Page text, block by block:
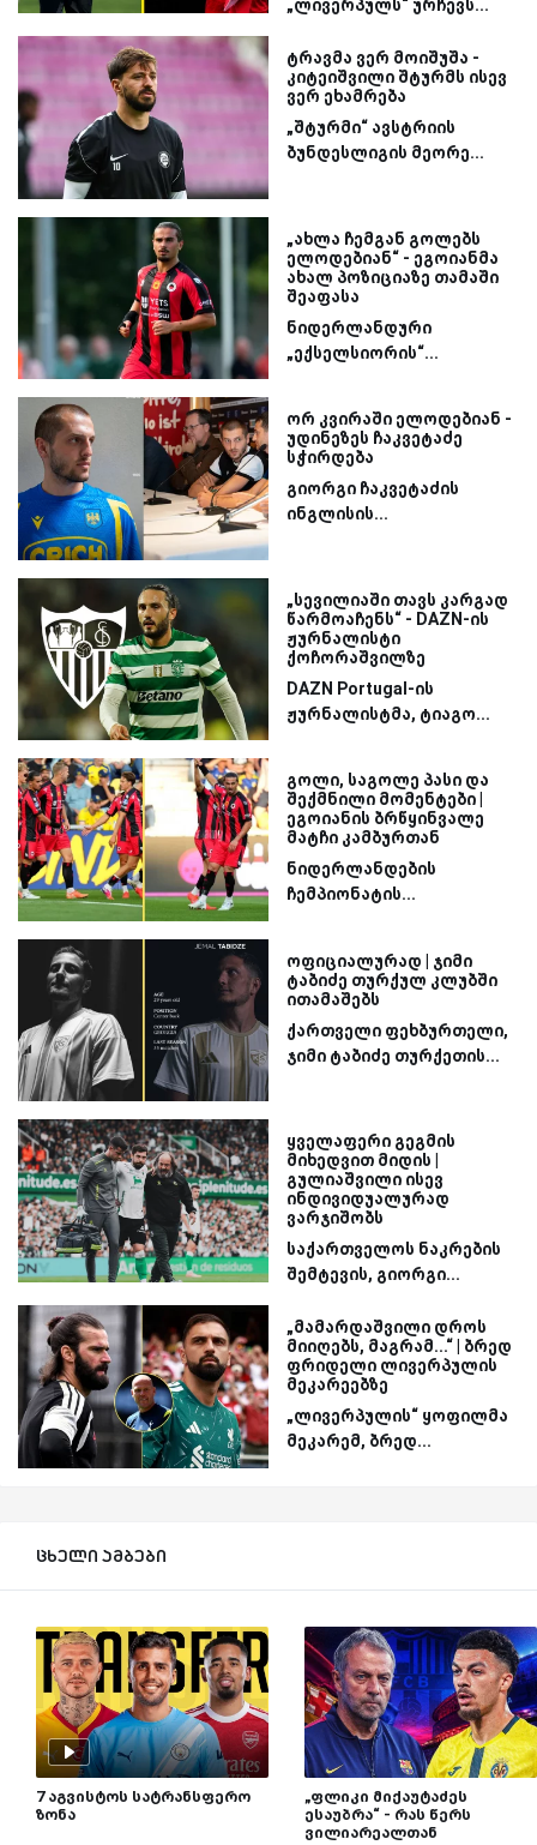
„ლივერპულს“ ურჩევს...
ტრავმა ვერ მოიშუშა -
კიტეიშვილი შტურმს ისევ
ვერ ეხამრება
„შტურმი“ ავსტრიის
ბუნდესლიგის მეორე...
„ახლა ჩემგან გოლებს
ელოდებიან“ - ეგოიანმა
ახალ პოზიციაზე თამაში
შეაფასა
ნიდერლანდური
„ექსელსიორის“...
ორ კვირაში ელოდებიან -
უდინეზეს ჩაკვეტაძე
სჭირდება
გიორგი ჩაკვეტაძის
ინგლისის...
„სევილიაში თავს კარგად
წარმოაჩენს“ - DAZN-ის
ჟურნალისტი
ქოჩორაშვილზე
DAZN Portugal-ის
ჟურნალისტმა, ტიაგო...
გოლი, საგოლე პასი და
შექმნილი მომენტები |
ეგოიანის ბრწყინვალე
მატჩი კამბურთან
ნიდერლანდების
ჩემპიონატის...
ოფიციალურად | ჯიმი
ტაბიძე თურქულ კლუბში
ითამაშებს
ქართველი ფეხბურთელი,
ჯიმი ტაბიძე თურქეთის...
ყველაფერი გეგმის
მიხედვით მიდის |
გულიაშვილი ისევ
ინდივიდუალურად
ვარჯიშობს
საქართველოს ნაკრების
შემტევის, გიორგი...
„მამარდაშვილი დროს
მიიღებს, მაგრამ...“ | ბრედ
ფრიდელი ლივერპულის
მეკარეებზე
„ლივერპულის“ ყოფილმა
მეკარემ, ბრედ...
ცხელი ამბები
7 აგვისტოს სატრანსფერო
ზონა
„ფლიკი მიქაუტაძეს
ესაუბრა“ - რას წერს
ვილიარეალთან